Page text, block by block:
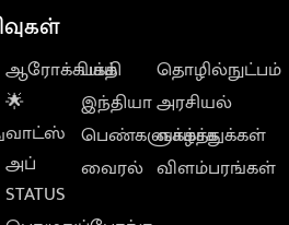
ஆரோக்கியம்
🌟
வாட்ஸ்
அப்
STATUS
பக்தி
இந்தியா
பெண்களுக்காக
வைரல்
தொழில்நுட்பம்
அரசியல்
வாழ்த்துக்கள்
விளம்பரங்கள்